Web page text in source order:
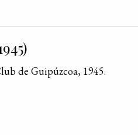
de Guipúzcoa, 1945.